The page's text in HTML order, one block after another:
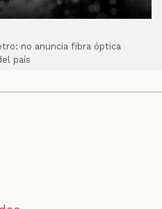
no anuncia fibra óptica
país